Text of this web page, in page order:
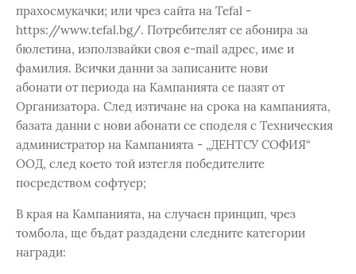
прахосмукачки; или чрез сайта на Tefal -
https://www.tefal.bg/. Потребителят се абонира за
бюлетина, използвайки своя e-mail адрес, име и
фамилия. Всички данни за записаните нови
абонати от периода на Кампанията се пазят от
Организатора. След изтичане на срока на кампанията,
базата данни с нови абонати се споделя с Техническия
администратор на Кампанията - „ДЕНТСУ СОФИЯ“
ООД, след което той изтегля победителите
посредством софтуер;
В края на Кампанията, на случаен принцип, чрез
томбола, ще бъдат раздадени следните категории
награди: